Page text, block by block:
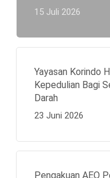
15 Juli 2026
Yayasan Korindo
Kepedulian Bagi
Darah
23 Juni 2026
Pengakuan AEO